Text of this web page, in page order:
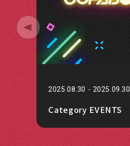
2025.08.30 - 2025.09.30
Category EVENTS